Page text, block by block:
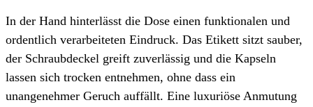
In der Hand hinterlässt die Dose einen funktionalen und
ordentlich verarbeiteten Eindruck. Das Etikett sitzt sauber,
der Schraubdeckel greift zuverlässig und die Kapseln
lassen sich trocken entnehmen, ohne dass ein
unangenehmer Geruch auffällt. Eine luxuriöse Anmutung